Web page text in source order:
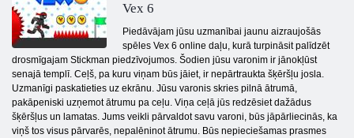
Vex 6
Piedāvājam jūsu uzmanībai jaunu aizraujošās
spēles Vex 6 online daļu, kurā turpināsit palīdzēt
drosmīgajam Stickman piedzīvojumos. Šodien jūsu varonim ir jānokļūst
senajā templī. Ceļš, pa kuru viņam būs jāiet, ir nepārtraukta šķēršļu josla.
Uzmanīgi paskatieties uz ekrānu. Jūsu varonis skries pilnā ātrumā,
pakāpeniski uzņemot ātrumu pa ceļu. Viņa ceļā jūs redzēsiet dažādus
šķēršļus un lamatas. Jums veikli pārvaldot savu varoni, būs jāpārliecinās, ka
viņš tos visus pārvarēs, nepalēninot ātrumu. Būs nepieciešamas prasmes